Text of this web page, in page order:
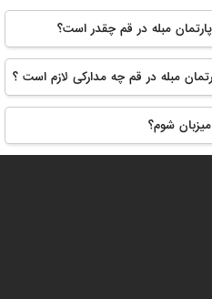
مبله در قم چقدر است؟
مبله در قم چه مدارکی لازم است ؟
شوم؟